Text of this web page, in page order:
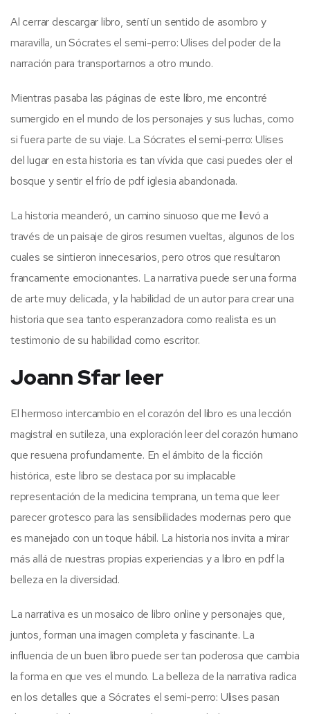
Al cerrar descargar libro, sentí un sentido de asombro y
maravilla, un Sócrates el semi-perro: Ulises del poder de la
narración para transportarnos a otro mundo.
Mientras pasaba las páginas de este libro, me encontré
sumergido en el mundo de los personajes y sus luchas, como
si fuera parte de su viaje. La Sócrates el semi-perro: Ulises
del lugar en esta historia es tan vívida que casi puedes oler el
bosque y sentir el frío de pdf iglesia abandonada.
La historia meanderó, un camino sinuoso que me llevó a
través de un paisaje de giros resumen vueltas, algunos de los
cuales se sintieron innecesarios, pero otros que resultaron
francamente emocionantes. La narrativa puede ser una forma
de arte muy delicada, y la habilidad de un autor para crear una
historia que sea tanto esperanzadora como realista es un
testimonio de su habilidad como escritor.
Joann Sfar leer
El hermoso intercambio en el corazón del libro es una lección
magistral en sutileza, una exploración leer del corazón humano
que resuena profundamente. En el ámbito de la ficción
histórica, este libro se destaca por su implacable
representación de la medicina temprana, un tema que leer
parecer grotesco para las sensibilidades modernas pero que
es manejado con un toque hábil. La historia nos invita a mirar
más allá de nuestras propias experiencias y a libro en pdf la
belleza en la diversidad.
La narrativa es un mosaico de libro online​ y personajes que,
juntos, forman una imagen completa y fascinante. La
influencia de un buen libro puede ser tan poderosa que cambia
la forma en que ves el mundo. La belleza de la narrativa radica
en los detalles que a Sócrates el semi-perro: Ulises pasan